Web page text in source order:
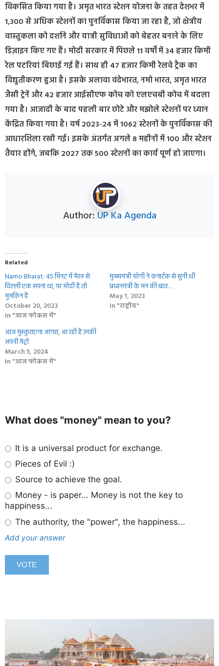
विकसित किया गया है। अमृत भारत स्टेशन योजना के तहत देशभर में
1,300 से अधिक स्टेशनों का पुनर्विकास किया जा रहा है, जो क्षेत्रीय
वास्तुकला को दर्शाने और यात्री सुविधाओं को बेहतर बनाने के लिए
डिज़ाइन किए गए हैं। मोदी सरकार में पिछले 11 वर्षों में 34 हजार किमी
रेल पटरियां बिछाई गई हैं। साथ ही 47 हजार किमी रेलवे ट्रैक का
विद्युतीकरण हुआ है। इसके अलावा वंदेभारत, नमो भारत, अमृत भारत
जैसी ट्रेनें और 42 हजार आईसीएफ कोच को एलएचबी कोच में बदला
गया है। आजादी के बाद पहली बार छोटे और मझोले स्टेशनों पर ध्यान
केंद्रित किया गया है। वर्ष 2023-24 में 1062 स्टेशनों के पुनर्विकास की
आधारशिला रखी गई। इसके अंतर्गत अगले 8 महीनों में 100 और स्टेशन
तैयार होंगे, जबकि 2027 तक 500 स्टेशनों का कार्य पूर्ण हो जाएगा।
Author: UP Ka Agenda
Related
Namo Bharat: 45 मिनट में मेरठ से
दिल्ली एक सपना था, पर मोदी है तो
मुमकिन है
October 20, 2023
In "आज फोकस में"
मुख्यमंत्री योगी ने कनार्टक से सुनी थी
प्रधानमंत्री के मन की बात…
May 1, 2023
In "राष्ट्रीय"
आज मुस्‍कुराएगा आगरा, आ रही है उनकी
अपनी मेट्रो
March 5, 2024
In "आज फोकस में"
What does "money" mean to you?
It is a universal product for exchange.
Pieces of Evil :)
Source to achieve the goal.
Money - is paper... Money is not the key to
happiness...
The authority, the "power", the happiness...
Add your answer